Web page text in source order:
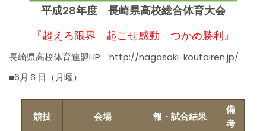
平成28年度 長崎県高校総合体育大会
『超えろ限界 起こせ感動 つかめ勝利』
長崎県高校体育連盟HP http://nagasaki-koutairen.jp/
■6月６日（月曜）
競技 会場 報・試合結果
備
考